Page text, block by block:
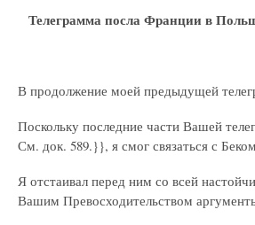
Телеграмма посла Франции в
В продолжение моей предыдущей
Поскольку последние части Вашей
См. док. 589.}}, я смог связаться с
Я отстаивал перед ним со всей
Вашим Превосходительством